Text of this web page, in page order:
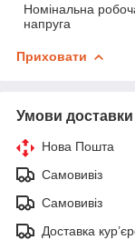
Номінальна
напруга
Приховати
Умови доставки
Нова Пошта
Самовивіз
Самовивіз
Доставка